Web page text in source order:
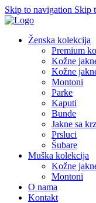
Skip to navigation Skip
Ženska kolekcija
Premium
Kožne
Kožne
Montoni
Parke
Kaputi
Bunde
Jakne sa
Prsluci
Šubare
Muška kolekcija
Kožne
Montoni
O nama
Kontakt